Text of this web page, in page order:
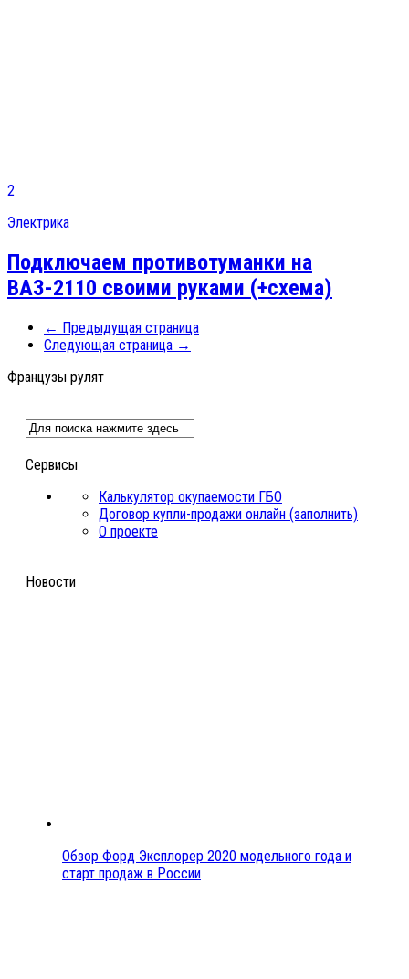
2
Электрика
Подключаем противотуманки на
ВАЗ-2110 своими руками (+схема)
← Предыдущая страница
Следующая страница →
Французы рулят
Сервисы
Калькулятор окупаемости ГБО
Договор купли-продажи онлайн (заполнить)
О проекте
Новости
Обзор Форд Эксплорер 2020 модельного года и
старт продаж в России